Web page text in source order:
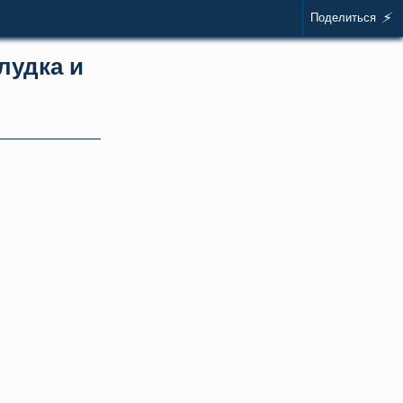
Поделиться ⚡
и